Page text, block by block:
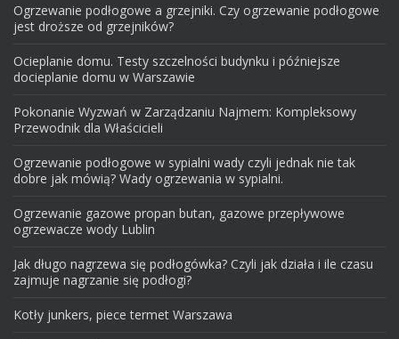
Ogrzewanie podłogowe a grzejniki. Czy ogrzewanie podłogowe
jest droższe od grzejników?
Ocieplanie domu. Testy szczelności budynku i późniejsze
docieplanie domu w Warszawie
Pokonanie Wyzwań w Zarządzaniu Najmem: Kompleksowy
Przewodnik dla Właścicieli
Ogrzewanie podłogowe w sypialni wady czyli jednak nie tak
dobre jak mówią? Wady ogrzewania w sypialni.
Ogrzewanie gazowe propan butan, gazowe przepływowe
ogrzewacze wody Lublin
Jak długo nagrzewa się podłogówka? Czyli jak działa i ile czasu
zajmuje nagrzanie się podłogi?
Kotły junkers, piece termet Warszawa